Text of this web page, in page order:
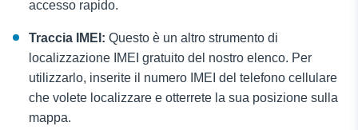
accesso rapido.
Traccia IMEI: Questo è un altro strumento di
localizzazione IMEI gratuito del nostro elenco. Per
utilizzarlo, inserite il numero IMEI del telefono cellulare
che volete localizzare e otterrete la sua posizione sulla
mappa.